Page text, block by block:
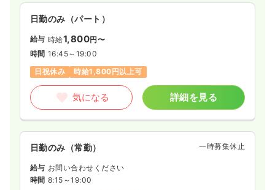
日勤のみ（パート）
給与 時給1,800円〜
時間 16:45～19:00
日祝休み
時給1,800円以上可
気になる 詳細を見る
日勤のみ（常勤） 一時募集休止
給与 お問い合わせください
時間 8:15～19:00